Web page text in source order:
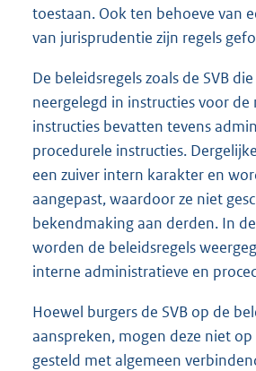
toestaan. Ook ten behoeve van
van jurisprudentie zijn regels
De beleidsregels zoals de SVB
neergelegd in instructies voor de
instructies bevatten tevens
procedurele instructies.
een zuiver intern karakter en
aangepast, waardoor ze niet
bekendmaking aan derden. In
worden de beleidsregels
interne administratieve en
Hoewel burgers de SVB op de
aanspreken, mogen deze niet
gesteld met algemeen